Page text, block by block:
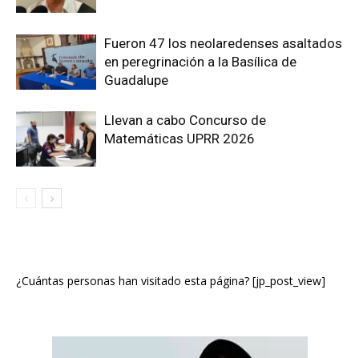
Fueron 47 los neolaredenses asaltados
en peregrinación a la Basílica de
Guadalupe
Llevan a cabo Concurso de
Matemáticas UPRR 2026
¿Cuántas personas han visitado esta página? [jp_post_view]